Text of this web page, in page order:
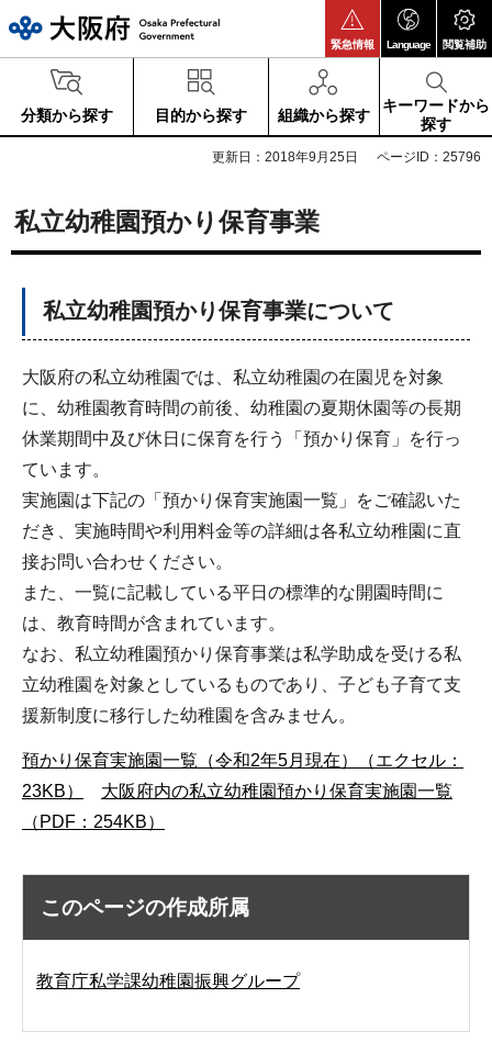
緊急情報 Language 閲覧補助
分類から探す 目的から探す 組織から探す
キーワードから
探す
更新日：2018年9月25日 ページID：25796
私立幼稚園預かり保育事業
私立幼稚園預かり保育事業について
大阪府の私立幼稚園では、私立幼稚園の在園児を対象
に、幼稚園教育時間の前後、幼稚園の夏期休園等の長期
休業期間中及び休日に保育を行う「預かり保育」を行っ
ています。
実施園は下記の「預かり保育実施園一覧」をご確認いた
だき、実施時間や利用料金等の詳細は各私立幼稚園に直
接お問い合わせください。
また、一覧に記載している平日の標準的な開園時間に
は、教育時間が含まれています。
なお、私立幼稚園預かり保育事業は私学助成を受ける私
立幼稚園を対象としているものであり、子ども子育て支
援新制度に移行した幼稚園を含みません。
預かり保育実施園一覧（令和2年5月現在）（エクセル：
23KB）
大阪府内の私立幼稚園預かり保育実施園一覧
（PDF：254KB）
このページの作成所属
教育庁私学課幼稚園振興グループ